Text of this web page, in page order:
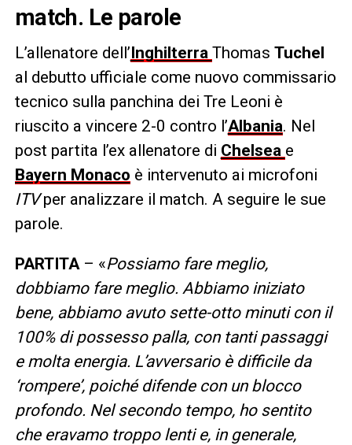
match. Le parole
L’allenatore dell’Inghilterra Thomas Tuchel
al debutto ufficiale come nuovo commissario
tecnico sulla panchina dei Tre Leoni è
riuscito a vincere 2-0 contro l’Albania. Nel
post partita l’ex allenatore di Chelsea e
Bayern Monaco è intervenuto ai microfoni
ITVper analizzare il match. A seguire le sue
parole.
PARTITA – «Possiamo fare meglio,
dobbiamo fare meglio. Abbiamo iniziato
bene, abbiamo avuto sette-otto minuti con il
100% di possesso palla, con tanti passaggi
e molta energia. L’avversario è difficile da
‘rompere’, poiché difende con un blocco
profondo. Nel secondo tempo, ho sentito
che eravamo troppo lenti e, in generale,